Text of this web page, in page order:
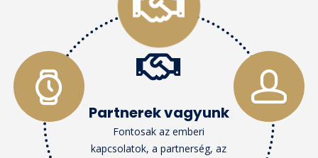
Partnerek vagyunk
Fontosak az emberi
kapcsolatok, a partnerség, az